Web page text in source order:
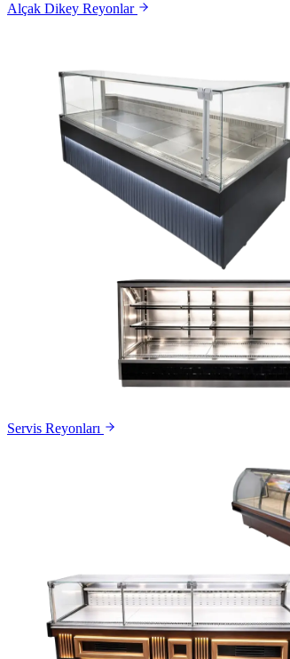
Alçak Dikey Reyonlar
Servis Reyonları